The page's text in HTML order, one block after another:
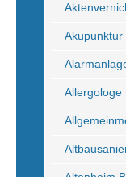
Akupunktur
Allergologe